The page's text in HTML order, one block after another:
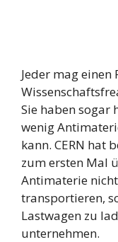
Jeder mag
Sie haben sogar
wenig
kann. CERN hat
zum ersten Mal
Antimaterie
transportieren,
Lastwagen zu
unternehmen.